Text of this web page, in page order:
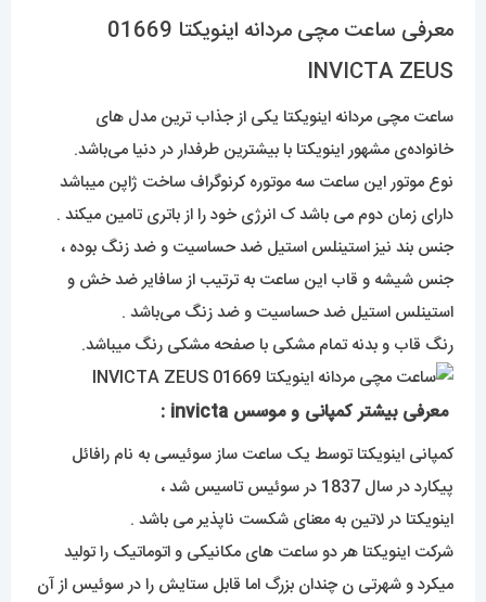
معرفی ساعت مچی مردانه اینویکتا 01669
INVICTA ZEUS
ساعت مچی مردانه اینویکتا یکی از جذاب ترین مدل های
خانواده‌ی مشهور اینویکتا با بیشترین طرفدار در دنیا می‌باشد.
نوع موتور این ساعت سه موتوره کرنوگراف ساخت ژاپن میباشد
دارای زمان دوم می باشد ک انرژی خود را از باتری تامین میکند .
جنس بند نیز استینلس استیل ضد حساسیت و ضد زنگ بوده ،
جنس شیشه و قاب این ساعت به ترتیب از سافایر ضد خش و
استینلس استیل ضد حساسیت و ضد زنگ می‌باشد .
رنگ قاب و بدنه تمام مشکی با صفحه مشکی رنگ میباشد.
معرفی بیشتر کمپانی و موسس invicta :
کمپانی اینویکتا توسط یک ساعت ساز سوئیسی به نام رافائل
پیکارد در سال 1837 در سوئیس تاسیس شد ،
اینویکتا در لاتین به معنای شکست ناپذیر می باشد .
شرکت اینویکتا هر دو ساعت های مکانیکی و اتوماتیک را تولید
میکرد و شهرتی ن چندان بزرگ اما قابل ستایش را در سوئیس از آن